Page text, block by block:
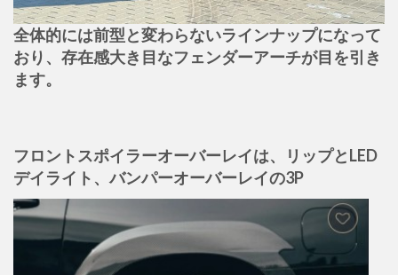
全体的には前型と変わらないラインナップになって
おり、存在感大き目なフェンダーアーチが目を引き
ます。
フロントスポイラーオーバーレイは、リップとLED
デイライト、バンパーオーバーレイの3P